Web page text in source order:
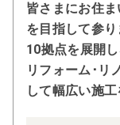
皆さまにお住
を目指して参り
10拠点を展開
リフォーム･リ
して幅広い施工